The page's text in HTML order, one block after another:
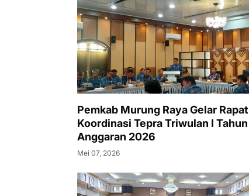
Pemkab Murung Raya Gelar Rapat
Koordinasi Tepra Triwulan I Tahun
Anggaran 2026
Mei 07, 2026